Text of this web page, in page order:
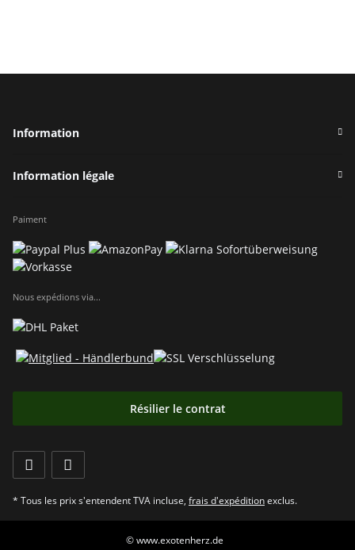
Information
Information légale
Paiment
Nous expédions via...
Résilier le contrat
* Tous les prix s'entendent TVA incluse, frais d'expéditionexclus.
© www.exotenherz.de